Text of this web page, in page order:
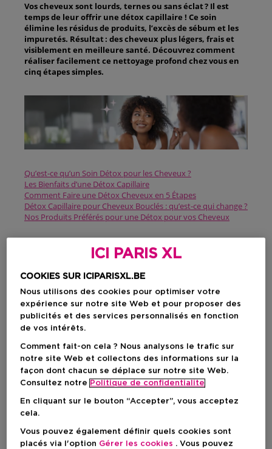
Vos cheveux sont lourds, ternes ou sans éclat ? Il est
temps de leur offrir une détox capillaire ! Ce soin
élimine les résidus de produits, l’excès de sébum et les
impuretés. Résultat : des cheveux plus légers, frais et
visiblement en meilleure santé. Découvrez comment
réaliser facilement ce nettoyage profond chez vous en
cinq étapes simples.
Qu’est-ce qu’un Soin Détox pour les Cheveux ?
Les Bienfaits d’une Détox Capillaire
Comment Faire une Détox Cheveux en 5 Étapes
Détox Capillaire pour Cheveux Bouclés : qu’est-ce qui change ?
Nos Produits Préférés pour une Détox pour vos Cheveux
Qu’est-ce
qu’un Soin Détox pour
les Cheveux ?
Un soin détoxest un
cheveluet descheveux. Avec le temps, les produits
coiffants, leshampoing sec, le sébumet
lapollution forment une fine couche qui alourdit vos
cheveux et les rendternesougras. Cette accumulation est
éliminée grâce à unshampooingpurifiant, ungommage
unmasque adapté. Vos cheveux respirent à nouveau et
lessoins nourrissants
ICI PARIS XL
COOKIES SUR ICIPARISXL.BE
Nous utilisons des cookies pour optimiser votre
expérience sur notre site Web et pour proposer des
publicités et des services personnalisés en fonction
de vos intérêts.
Comment fait-on cela ? Nous analysons le trafic sur
notre site Web et collectons des informations sur la
façon dont chacun se déplace sur notre site Web.
Consultez notre Politique de confidentialite
En cliquant sur le bouton “Accepter”, vous acceptez
cela.
Vous pouvez également définir quels cookies sont
placés via l'option Gérer les cookies . Vous pouvez